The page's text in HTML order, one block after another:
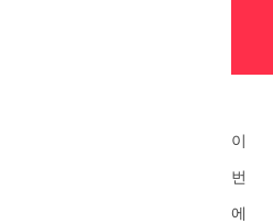
이
번
에